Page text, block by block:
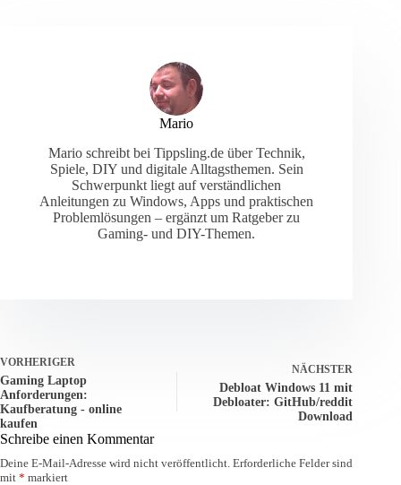
Mario
Mario schreibt bei Tippsling.de über Technik,
Spiele, DIY und digitale Alltagsthemen. Sein
Schwerpunkt liegt auf verständlichen
Anleitungen zu Windows, Apps und praktischen
Problemlösungen – ergänzt um Ratgeber zu
Gaming- und DIY-Themen.
VORHERIGER
Gaming Laptop
Anforderungen:
Kaufberatung - online
kaufen
NÄCHSTER
Debloat Windows 11 mit
Debloater: GitHub/reddit
Download
Schreibe einen Kommentar
Deine E-Mail-Adresse wird nicht veröffentlicht. Erforderliche Felder sind
mit * markiert